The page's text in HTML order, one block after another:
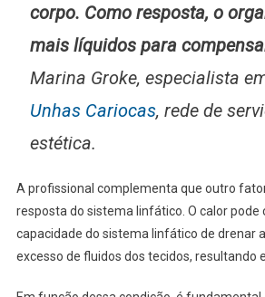
corpo. Como resposta, o
mais líquidos para
Marina Groke, especialista
Unhas Cariocas, rede de
estética.
A profissional complementa que outro
resposta do sistema linfático. O calor pode
capacidade do sistema linfático de drenar
excesso de fluidos dos tecidos, resultando